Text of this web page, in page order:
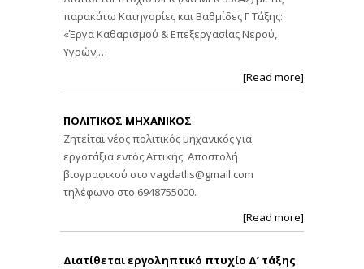
παρακάτω Κατηγορίες και Βαθμίδες Γ Τάξης:
«Έργα Καθαρισμού & Επεξεργασίας Νερού,
Υγρών,…
[Read more]
ΠΟΛΙΤΙΚΟΣ ΜΗΧΑΝΙΚΟΣ
Ζητείται νέος πολιτικός μηχανικός για
εργοτάξια εντός Αττικής. Αποστολή
βιογραφικού στο vagdatlis@gmail.com
τηλέφωνο στο 6948755000.
[Read more]
Διατίθεται εργοληπτικό πτυχίο Δ’ τάξης